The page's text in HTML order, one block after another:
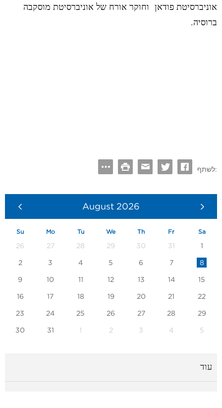
אוניברסיטת פודאן וחוקר אורח של אוניברסיטת מוסקבה
ברוסיה.
לשתף:
August 2026
Su Mo Tu We Th Fr Sa
26 27 28 29 30 31 1
2 3 4 5 6 7 8
9 10 11 12 13 14 15
16 17 18 19 20 21 22
23 24 25 26 27 28 29
30 31 1 2 3 4 5
עוד